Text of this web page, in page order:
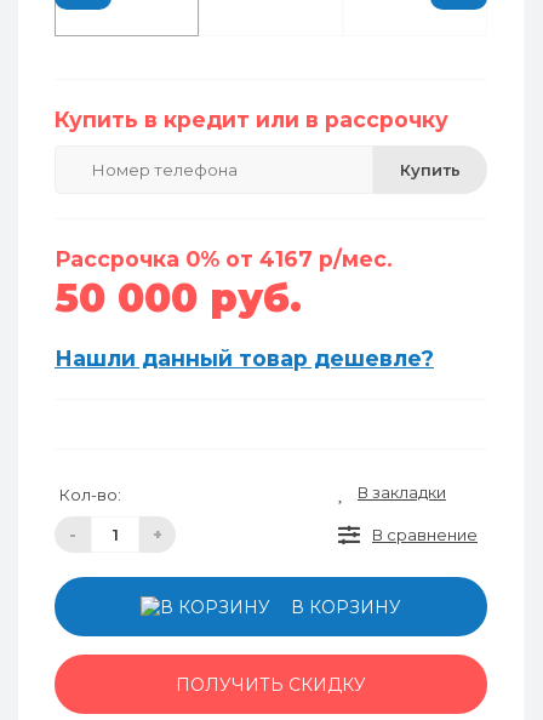
Купить в кредит или в рассрочку
Купить
Рассрочка 0% от 4167 р/мес.
50 000 руб.
Нашли данный товар дешевле?
Кол-во:
- +
В закладки
В сравнение
В КОРЗИНУ
ПОЛУЧИТЬ СКИДКУ